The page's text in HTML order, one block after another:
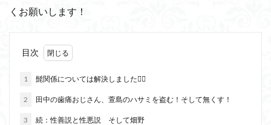
くお願いします！
目次
1 髭関係については解決しました🙆‍♀️
2 田中の歯痛おじさん、萱島のハサミを盗む！そして無くす！
3 続：性善説と性悪説 そして畑野